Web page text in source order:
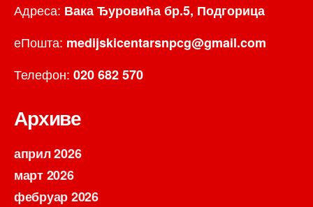
Адреса: Вака Ђуровића бр.5, Подгорица
еПошта: medijskicentarsnpcg@gmail.com
Телефон: 020 682 570
Архиве
април 2026
март 2026
фебруар 2026